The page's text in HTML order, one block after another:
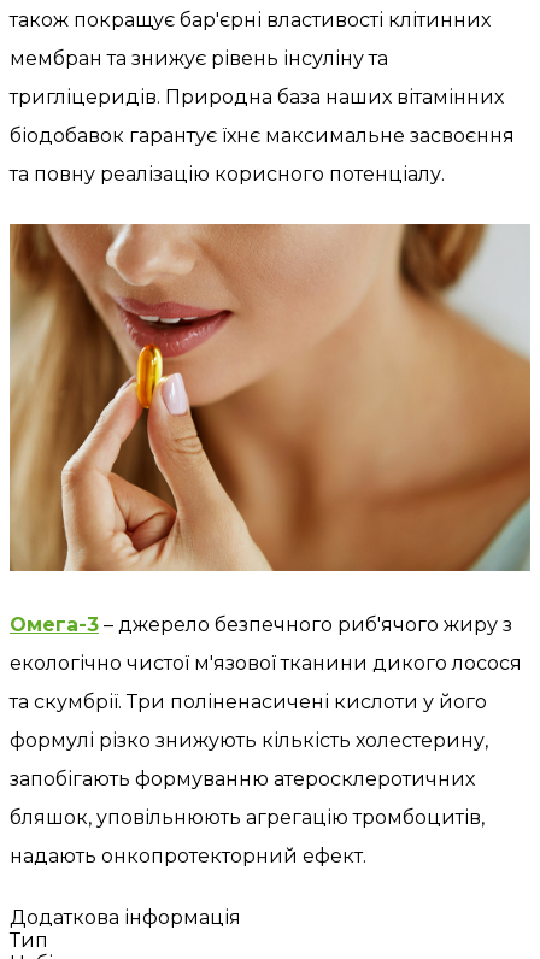
також покращує бар'єрні властивості клітинних
мембран та знижує рівень інсуліну та
тригліцеридів. Природна база наших вітамінних
біодобавок гарантує їхнє максимальне засвоєння
та повну реалізацію корисного потенціалу.
Омега-3 – джерело безпечного риб'ячого жиру з
екологічно чистої м'язової тканини дикого лосося
та скумбрії. Три поліненасичені кислоти у його
формулі різко знижують кількість холестерину,
запобігають формуванню атеросклеротичних
бляшок, уповільнюють агрегацію тромбоцитів,
надають онкопротекторний ефект.
Додаткова інформація
Тип